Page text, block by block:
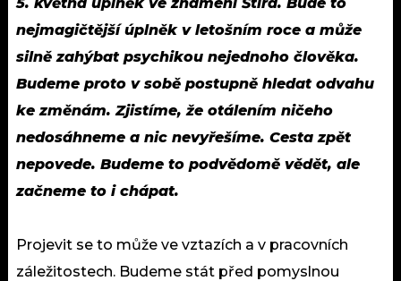
nejmagičtější úplněk v letošním roce a může
silně zahýbat psychikou nejednoho člověka.
Budeme proto v sobě postupně hledat odvahu
ke změnám. Zjistíme, že otálením ničeho
nedosáhneme a nic nevyřešíme. Cesta zpět
nepovede. Budeme to podvědomě vědět, ale
začneme to i chápat.
Projevit se to může ve vztazích a v pracovních
záležitostech. Budeme stát před pomyslnou